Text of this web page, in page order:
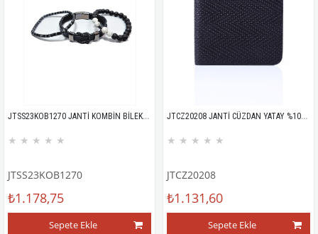
JTSS23KOB1270 JANTİ KOMBİN BİLEKLİK ORİJİNAL OBSİDYEN ONYX HAVLİT LAV HEMATİT DOĞALTAŞ HAKİKİ DERİ
★ ★ ★ ★ ★
JTSS23KOB1270
₺1.178,75
Sepete Ekle
JTCZ20208 JANTİ CÜZDAN YATAY %100 HAKİKİ DERİ ZİGZAG ÖRGÜ DESEN
★ ★ ★ ★ ★
JTCZ20208
₺1.131,60
Sepete Ekle